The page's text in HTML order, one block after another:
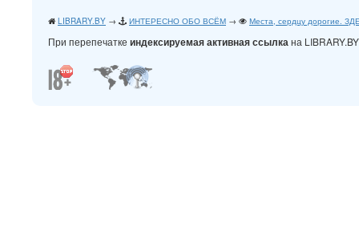
LIBRARY.BY → ИНТЕРЕСНО ОБО ВСЁМ → Места, сердцу дорогие.
При перепечатке индексируемая активная ссылкана